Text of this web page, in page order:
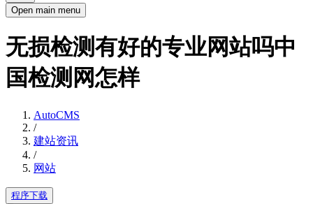
Open main menu
无损检测有好的专业网站吗中
国检测网怎样
AutoCMS
/
建站资讯
/
网站
程序下载